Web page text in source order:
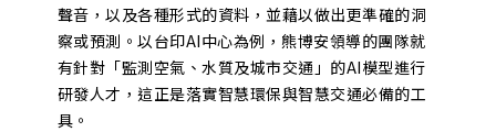
聲音，以及各種形式的資料，並藉以做出更準確的洞
察或預測。以台印AI中心為例，熊博安領導的團隊就
有針對「監測空氣、水質及城市交通」的AI模型進行
研發人才，這正是落實智慧環保與智慧交通必備的工
具。